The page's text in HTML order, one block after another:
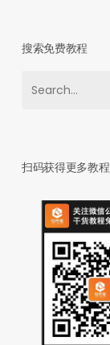
搜索免费教程
扫码获得更多教程